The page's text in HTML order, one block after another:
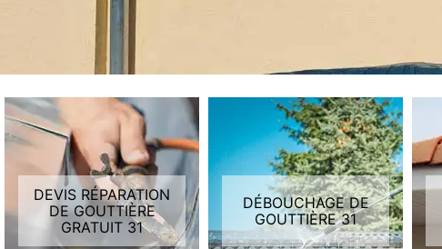
DEVIS RÉPARATION
DE GOUTTIÈRE
GRATUIT 31
DÉBOUCHAGE DE
GOUTTIÈRE 31